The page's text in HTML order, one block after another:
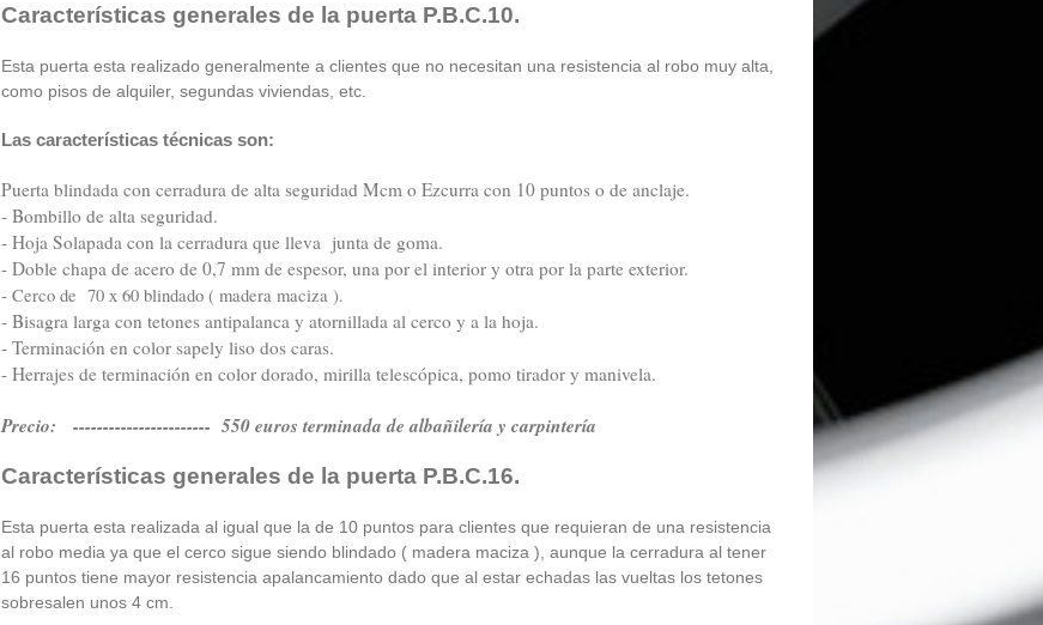
Características generales de la puerta P.B.C.10.
Esta puerta esta realizado generalmente a clientes que no necesitan una resistencia al robo muy alta,
como pisos de alquiler, segundas viviendas, etc.
Las características técnicas son:
Puerta blindada con cerradura de alta seguridad Mcm o Ezcurra con 10 puntos o de anclaje.
- Bombillo de alta seguridad.
- Hoja Solapada con la cerradura que lleva junta de goma.
- Doble chapa de acero de 0,7 mm de espesor, una por el interior y otra por la parte exterior.
- Cerco de 70 x 60 blindado ( madera maciza ).
- Bisagra larga con tetones antipalanca y atornillada al cerco y a la hoja.
- Terminación en color sapely liso dos caras.
- Herrajes de terminación en color dorado, mirilla telescópica, pomo tirador y manivela.
Precio: ----------------------- 550 euros terminada de albañilería y carpintería
Características generales de la puerta P.B.C.16.
Esta puerta esta realizada al igual que la de 10 puntos para clientes que requieran de una resistencia
al robo media ya que el cerco sigue siendo blindado ( madera maciza ), aunque la cerradura al tener
16 puntos tiene mayor resistencia apalancamiento dado que al estar echadas las vueltas los tetones
sobresalen unos 4 cm.